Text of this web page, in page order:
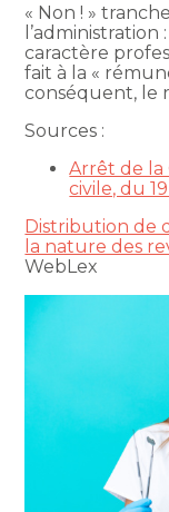
« Non ! »
caractère
fait à la «
conséquent, le
Sources :
Arrêt de la
civile, du
Distribution de
la nature des
WebLex